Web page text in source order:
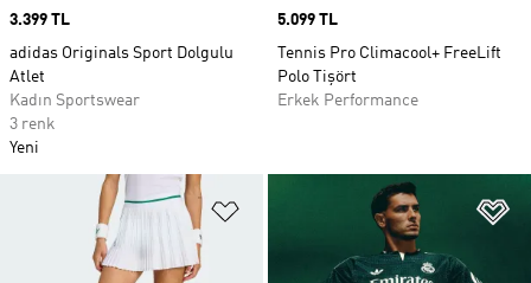
Price
3.399 TL
adidas Originals Sport Dolgulu
Atlet
Kadın Sportswear
3 renk
Yeni
Price
5.099 TL
Tennis Pro Climacool+ FreeLift
Polo Tişört
Erkek Performance
Favori Listesine Ekle